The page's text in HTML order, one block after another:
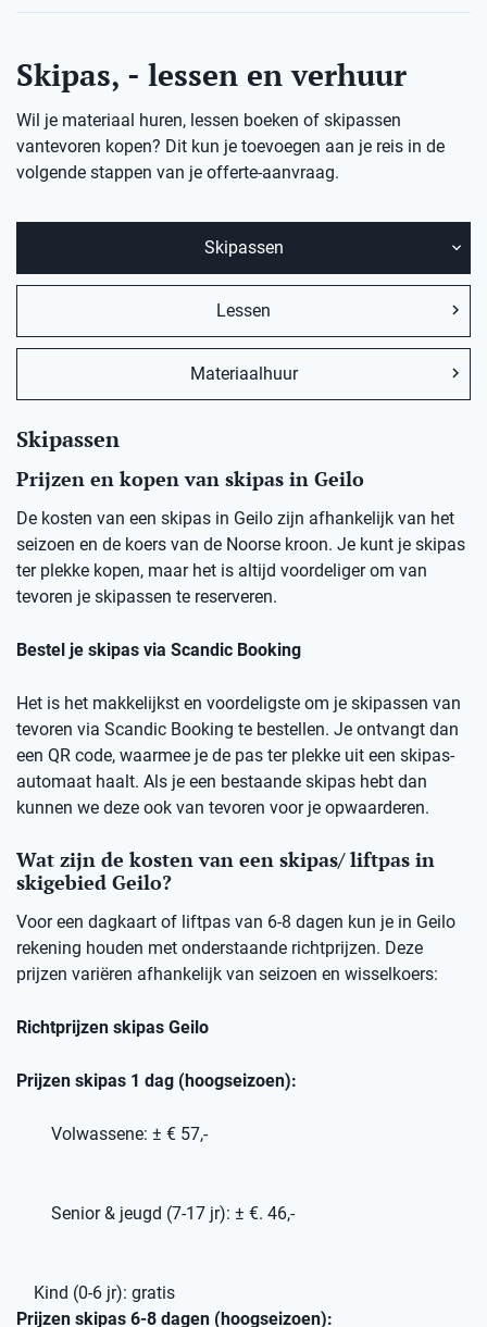
Skipas, - lessen en verhuur
Wil je materiaal huren, lessen boeken of skipassen
vantevoren kopen? Dit kun je toevoegen aan je reis in de
volgende stappen van je offerte-aanvraag.
Skipassen
Lessen
Materiaalhuur
Skipassen
Prijzen en kopen van skipas in Geilo
De kosten van een skipas in Geilo zijn afhankelijk van het
seizoen en de koers van de Noorse kroon. Je kunt je skipas
ter plekke kopen, maar het is altijd voordeliger om van
tevoren je skipassen te reserveren.
Bestel je skipas via Scandic Booking
Het is het makkelijkst en voordeligste om je skipassen van
tevoren via Scandic Booking te bestellen. Je ontvangt dan
een QR code, waarmee je de pas ter plekke uit een skipas-
automaat haalt. Als je een bestaande skipas hebt dan
kunnen we deze ook van tevoren voor je opwaarderen.
Wat zijn de kosten van een skipas/ liftpas in
skigebied Geilo?
Voor een dagkaart of liftpas van 6-8 dagen kun je in Geilo
rekening houden met onderstaande richtprijzen. Deze
prijzen variëren afhankelijk van seizoen en wisselkoers:
Richtprijzen skipas Geilo
Prijzen skipas 1 dag (hoogseizoen):
Volwassene: ± € 57,-
Senior & jeugd (7-17 jr): ± €. 46,-
Kind (0-6 jr): gratis
Prijzen skipas 6-8 dagen (hoogseizoen):